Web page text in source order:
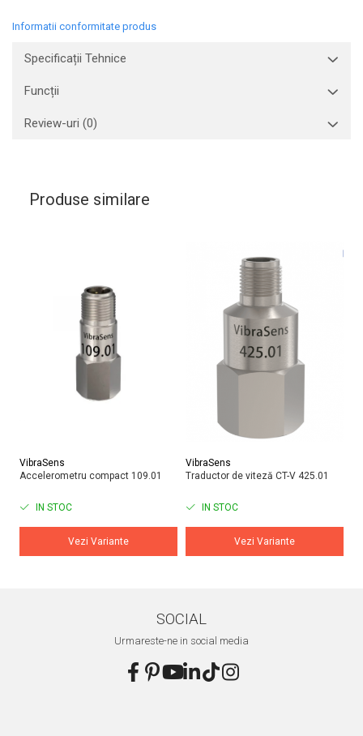
Informatii conformitate produs
Specificații Tehnice
Funcții
Review-uri (0)
Produse similare
VibraSens
Accelerometru compact 109.01
IN STOC
Vezi Variante
VibraSens
Traductor de viteză CT-V 425.01
IN STOC
Vezi Variante
SOCIAL
Urmareste-ne in social media